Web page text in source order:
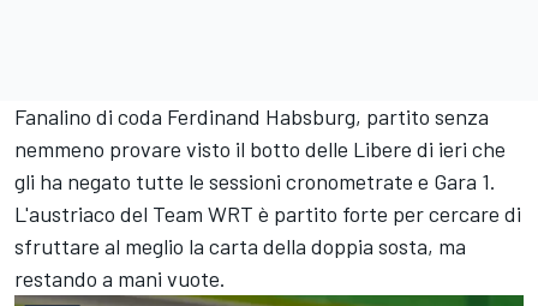
Fanalino di coda Ferdinand Habsburg, partito senza
nemmeno provare visto il botto delle Libere di ieri che
gli ha negato tutte le sessioni cronometrate e Gara 1.
L'austriaco del Team WRT è partito forte per cercare di
sfruttare al meglio la carta della doppia sosta, ma
restando a mani vuote.